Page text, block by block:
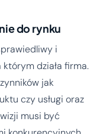
do rynku
i
działa firma.
jak
czy usługi oraz
musi być